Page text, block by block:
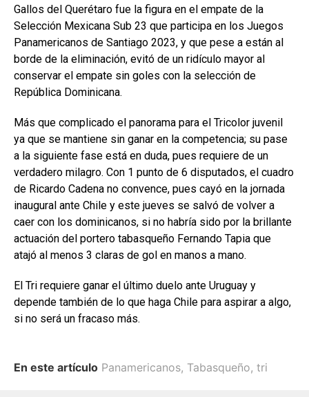
Gallos del Querétaro fue la figura en el empate de la
Selección Mexicana Sub 23 que participa en los Juegos
Panamericanos de Santiago 2023, y que pese a están al
borde de la eliminación, evitó de un ridículo mayor al
conservar el empate sin goles con la selección de
República Dominicana.
Más que complicado el panorama para el Tricolor juvenil
ya que se mantiene sin ganar en la competencia; su pase
a la siguiente fase está en duda, pues requiere de un
verdadero milagro. Con 1 punto de 6 disputados, el cuadro
de Ricardo Cadena no convence, pues cayó en la jornada
inaugural ante Chile y este jueves se salvó de volver a
caer con los dominicanos, si no habría sido por la brillante
actuación del portero tabasqueño Fernando Tapia que
atajó al menos 3 claras de gol en manos a mano.
El Tri requiere ganar el último duelo ante Uruguay y
depende también de lo que haga Chile para aspirar a algo,
si no será un fracaso más.
En este artículo Panamericanos, Tabasqueño, tri